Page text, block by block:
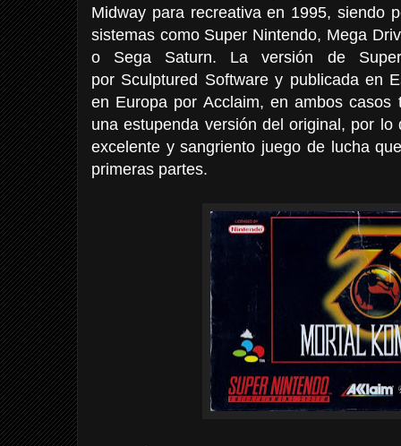
Midway para recreativa en 1995, siendo
sistemas como Super Nintendo, Mega
o Sega Saturn. La versión de
por Sculptured Software y publicada en
en Europa por Acclaim, en ambos
una estupenda versión del original, por
excelente y sangriento juego de lucha
primeras partes.